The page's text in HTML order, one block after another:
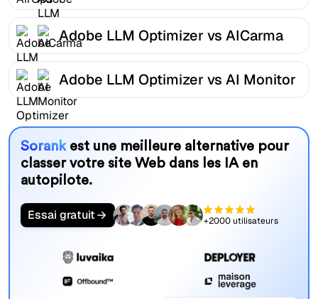
Adobe LLM Optimizer vs AICarma
Adobe LLM Optimizer vs AI Monitor
Sorankest une meilleure alternative pour
classer votre site Web dans les IA en
autopilote.
Essai gratuit +2000 utilisateurs